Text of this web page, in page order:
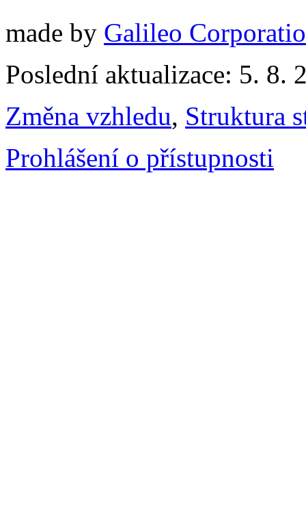
made by Galileo
Poslední aktualizace: 5. 8.
Změna vzhledu, Struktura
Prohlášení o přístupnosti